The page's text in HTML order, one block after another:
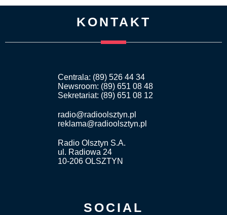
KONTAKT
Centrala: (89) 526 44 34
Newsroom: (89) 651 08 48
Sekretariat: (89) 651 08 12
radio@radioolsztyn.pl
reklama@radioolsztyn.pl
Radio Olsztyn S.A.
ul. Radiowa 24
10-206 OLSZTYN
SOCIAL